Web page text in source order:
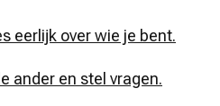
eerlijk over wie je bent.
ander en stel vragen.